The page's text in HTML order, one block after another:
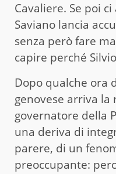
Cavaliere. Se poi
Saviano lancia
senza però fare
capire perché
Dopo qualche ora
genovese arriva la
governatore della
una deriva di
parere, di un
preoccupante: